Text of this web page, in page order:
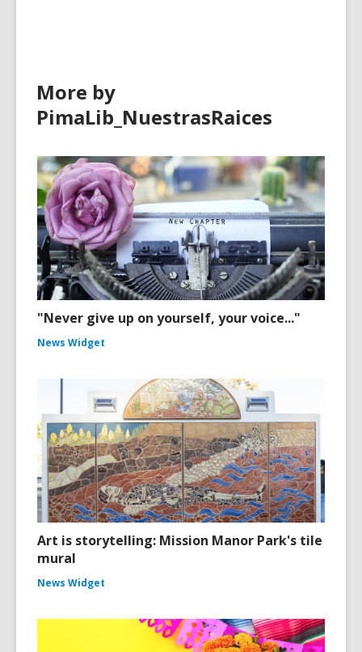
More by
PimaLib_NuestrasRaices
"Never give up on yourself, your voice..."
News Widget
Art is storytelling: Mission Manor Park's tile
mural
News Widget